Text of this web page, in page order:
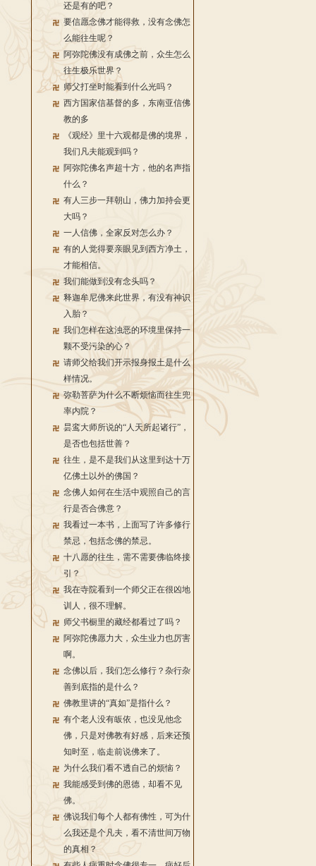
还是有的吧？
要信愿念佛才能得救，没有念佛怎
么能往生呢？
阿弥陀佛没有成佛之前，众生怎么
往生极乐世界？
师父打坐时能看到什么光吗？
西方国家信基督的多，东南亚信佛
教的多
《观经》里十六观都是佛的境界，
我们凡夫能观到吗？
阿弥陀佛名声超十方，他的名声指
什么？
有人三步一拜朝山，佛力加持会更
大吗？
一人信佛，全家反对怎么办？
有的人觉得要亲眼见到西方净土，
才能相信。
我们能做到没有念头吗？
释迦牟尼佛来此世界，有没有神识
入胎？
我们怎样在这浊恶的环境里保持一
颗不受污染的心？
请师父给我们开示报身报土是什么
样情况。
弥勒菩萨为什么不断烦恼而往生兜
率内院？
昙鸾大师所说的“人天所起诸行”，
是否也包括世善？
往生，是不是我们从这里到达十万
亿佛土以外的佛国？
念佛人如何在生活中观照自己的言
行是否合佛意？
我看过一本书，上面写了许多修行
禁忌，包括念佛的禁忌。
十八愿的往生，需不需要佛临终接
引？
我在寺院看到一个师父正在很凶地
训人，很不理解。
师父书橱里的藏经都看过了吗？
阿弥陀佛愿力大，众生业力也厉害
啊。
念佛以后，我们怎么修行？杂行杂
善到底指的是什么？
佛教里讲的“真如”是指什么？
有个老人没有皈依，也没见他念
佛，只是对佛教有好感，后来还预
知时至，临走前说佛来了。
为什么我们看不透自己的烦恼？
我能感受到佛的恩德，却看不见
佛。
佛说我们每个人都有佛性，可为什
么我还是个凡夫，看不清世间万物
的真相？